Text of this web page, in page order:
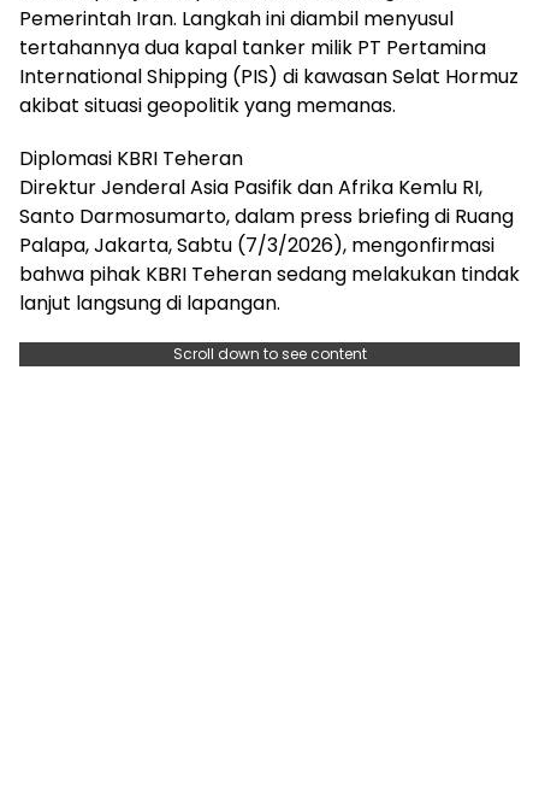
Pemerintah Iran. Langkah ini diambil menyusul
tertahannya dua kapal tanker milik PT Pertamina
International Shipping (PIS) di kawasan Selat Hormuz
akibat situasi geopolitik yang memanas.
Diplomasi KBRI Teheran
Direktur Jenderal Asia Pasifik dan Afrika Kemlu RI,
Santo Darmosumarto, dalam press briefing di Ruang
Palapa, Jakarta, Sabtu (7/3/2026), mengonfirmasi
bahwa pihak KBRI Teheran sedang melakukan tindak
lanjut langsung di lapangan.
Scroll down to see content